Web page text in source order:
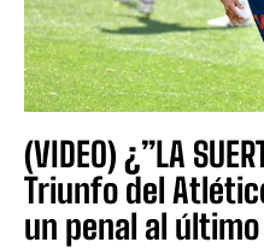
(VIDEO) ¿”LA
Triunfo del
un penal al